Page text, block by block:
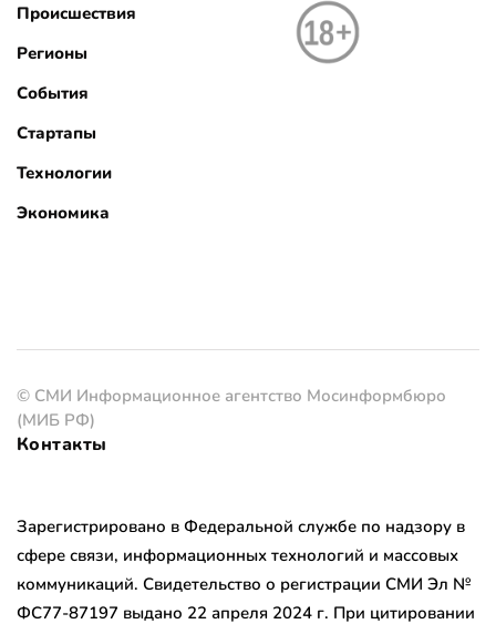
Происшествия
Регионы
События
Стартапы
Технологии
Экономика
© СМИ Информационное агентство Мосинформбюро
(МИБ РФ)
Контакты
Зарегистрировано в Федеральной службе по надзору в
сфере связи, информационных технологий и массовых
коммуникаций. Свидетельство о регистрации СМИ Эл №
ФС77-87197 выдано 22 апреля 2024 г. При цитировании